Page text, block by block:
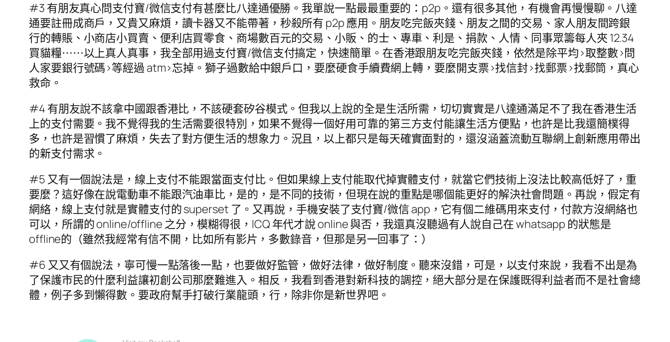
#3 有朋友真心問支付寶/微信支付有甚麼比八達通優勝。我單說一點最最重要的：p2p。還有很多其他，有機會再慢慢聊。八達
通要註冊成商戶，又貴又麻煩，讀卡器又不能帶著，秒殺所有 p2p 應用。朋友吃完飯夾錢、朋友之間的交易、家人朋友間跨銀
行的轉賬、小商店小買賣、便利店買零食、商場數百元的交易、小販、的士、專車、利是、捐款、人情、同事眾籌每人夾 12.34
買貓糧⋯⋯以上真人真事，我全部用過支付寶/微信支付搞定，快速簡單。在香港跟朋友吃完飯夾錢，依然是除平均>取整數>問
人家要銀行號碼>等經過 atm>忘掉。獅子過數給中銀戶口，要麼硬食手續費網上轉，要麼開支票>找信封>找郵票>找郵筒，真心
救命。
#4 有朋友說不該拿中國跟香港比，不該硬套矽谷模式。但我以上說的全是生活所需，切切實實是八達通滿足不了我在香港生活
上的支付需要。我不覺得我的生活需要很特別，如果不覺得一個好用可靠的第三方支付能讓生活方便點，也許是比我還簡樸得
多，也許是習慣了麻煩，失去了對方便生活的想象力。況且，以上都只是每天確實面對的，還沒涵蓋流動互聯網上創新應用帶出
的新支付需求。
#5 又有一個說法是，線上支付不能跟當面支付比。但如果線上支付能取代掉實體支付，就當它們技術上沒法比較高低好了，重
要麼？這好像在說電動車不能跟汽油車比，是的，是不同的技術，但現在說的重點是哪個能更好的解決社會問題。再說，假定有
網絡，線上支付就是實體支付的 superset 了。又再說，手機安裝了支付寶/微信 app，它有個二維碼用來支付，付款方沒網絡也
可以，所謂的 online/offline 之分，模糊得很，ICQ 年代才說 online 與否，我還真沒聽過有人說自己在 whatsapp 的狀態是
offline的（雖然我經常有信不開，比如所有影片，多數錄音，但那是另一回事了：）
#6 又又有個說法，寧可慢一點落後一點，也要做好監管，做好法律，做好制度。聽來沒錯，可是，以支付來說，我看不出是為
了保護市民的什麼利益讓初創公司那麼難進入。相反，我看到香港對新科技的調控，絕大部分是在保護既得利益者而不是社會總
體，例子多到懶得數。要政府幫手打破行業龍頭，行，除非你是新世界吧。